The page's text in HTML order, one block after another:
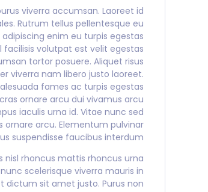
viverra accumsan. Laoreet id
Rutrum tellus pellentesque eu
enim eu turpis egestas
facilisis volutpat est velit egestas
tortor posuere. Aliquet risus
viverra nam libero justo laoreet.
fames ac turpis egestas
ornare arcu dui vivamus arcu
iaculis urna id. Vitae nunc sed
ornare arcu. Elementum pulvinar
suspendisse faucibus interdum.
nisl rhoncus mattis rhoncus urna
scelerisque viverra mauris in
dictum sit amet justo. Purus non